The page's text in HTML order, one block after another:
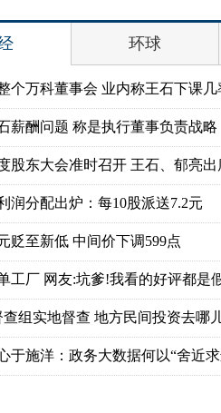
环球
个万科董事会 业内称王石下课几
薪酬问题 称是执行董事负责战略
股东大会准时召开 王石、郁亮出
润分配出炉：每10股派送7.2元
贬至新低 中间价下调599点
工厂 网友:坑爹!我看的好评都是
查组实地督查 地方民间投资去哪
于施洋：政务大数据何以“舍近求